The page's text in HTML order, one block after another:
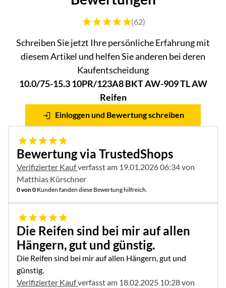
Bewertung: 5 von 5 (62 Bewertungen)
(62)
Schreiben Sie jetzt Ihre persönliche Erfahrung mit
diesem Artikel und helfen Sie anderen bei deren
Kaufentscheidung
10.0/75-15.3 10PR/123A8 BKT AW-909 TL AW
Reifen
Einloggen und Bewertung schreiben
5 von 5
Bewertung via TrustedShops
Verifizierter Kaufverfasst am 19.01.2026 06:34 von
Matthias Kürschner
0 von 0 Kunden fanden diese Bewertung hilfreich.
5 von 5
Die Reifen sind bei mir auf allen
Hängern, gut und günstig.
Die Reifen sind bei mir auf allen Hängern, gut und
günstig.
Verifizierter Kaufverfasst am 18.02.2025 10:28 von